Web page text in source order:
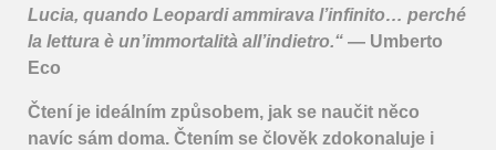
Lucia, quando Leopardi ammirava l’infinito… perché
la lettura è un’immortalità all’indietro.“ — Umberto
Eco
Čtení je ideálním způsobem, jak se naučit něco
navíc sám doma. Čtením se člověk zdokonaluje i